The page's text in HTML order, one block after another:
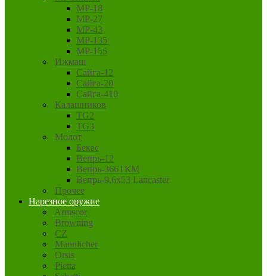
MP-18
MP-27
MP-43
MP-135
MP-155
Ижмаш
Сайга-12
Сайга-20
Сайга-410
Калашников
TG2
TG3
Молот
Бекас
Вепрь-12
Вепрь-366ТКМ
Вепрь-9,6х53 Lancaster
Прочее
Нарезное оружие
Armscor
Browning
CZ
Mannlicher
Orsis
Pietta